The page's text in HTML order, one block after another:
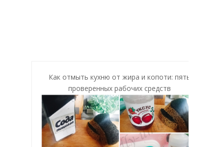
Как отмыть кухню от жира и копоти: пять
проверенных рабочих средств